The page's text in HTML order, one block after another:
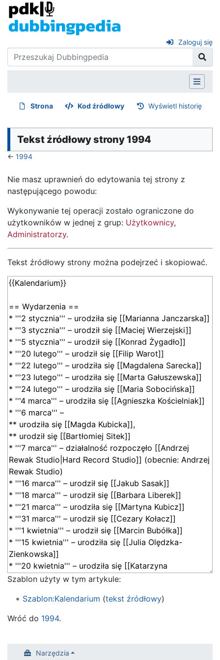
Zaloguj się
Strona Kod źródłowy Wyświetl historię
Tekst źródłowy strony 1994
← 1994
Nie masz uprawnień do edytowania tej strony z
następującego powodu:
Wykonywanie tej operacji zostało ograniczone do
użytkowników w jednej z grup: Użytkownicy,
Administratorzy.
Tekst źródłowy strony można podejrzeć i skopiować.
Szablon użyty w tym artykule:
Szablon:Kalendarium (tekst źródłowy)
Wróć do 1994.
Narzędzia